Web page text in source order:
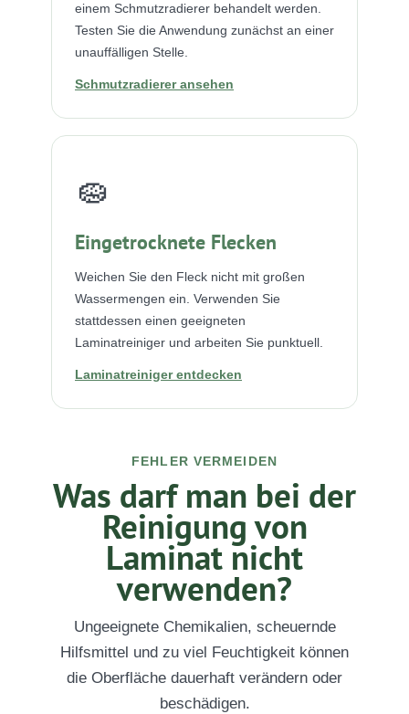
einem Schmutzradierer behandelt werden.
Testen Sie die Anwendung zunächst an einer
unauffälligen Stelle.
Schmutzradierer ansehen
🧽
Eingetrocknete Flecken
Weichen Sie den Fleck nicht mit großen
Wassermengen ein. Verwenden Sie
stattdessen einen geeigneten
Laminatreiniger und arbeiten Sie punktuell.
Laminatreiniger entdecken
FEHLER VERMEIDEN
Was darf man bei der
Reinigung von
Laminat nicht
verwenden?
Ungeeignete Chemikalien, scheuernde
Hilfsmittel und zu viel Feuchtigkeit können
die Oberfläche dauerhaft verändern oder
beschädigen.